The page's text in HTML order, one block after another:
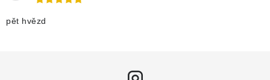
pět hvězd